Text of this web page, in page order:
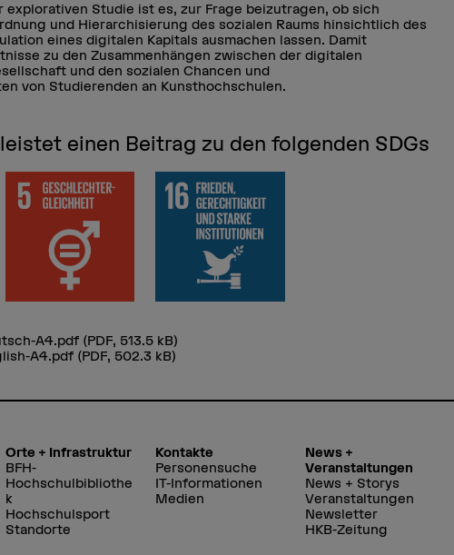
explorativen Studie ist es, zur Frage beizutragen, ob sich
und Hierarchisierung des sozialen Raums hinsichtlich des
eines digitalen Kapitals ausmachen lassen. Damit
zu den Zusammenhängen zwischen der digitalen
und den sozialen Chancen und
von Studierenden an Kunsthochschulen.
einen Beitrag zu den folgenden SDGs
A4.pdf (PDF, 513.5 kB)
A4.pdf (PDF, 502.3 kB)
Orte + Infrastruktur
BFH-
Hochschulbibliothe
k
Hochschulsport
Standorte
Kontakte
Personensuche
IT-Informationen
Medien
News +
Veranstaltungen
News + Storys
Veranstaltungen
Newsletter
HKB-Zeitung